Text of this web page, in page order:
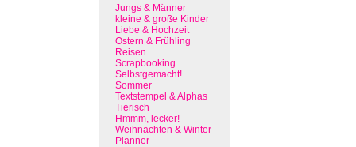
Jungs & Männer
kleine & große Kinder
Liebe & Hochzeit
Ostern & Frühling
Reisen
Scrapbooking
Selbstgemacht!
Sommer
Textstempel & Alphas
Tierisch
Hmmm, lecker!
Weihnachten & Winter
Planner